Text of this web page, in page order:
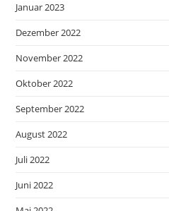
Januar 2023
Dezember 2022
November 2022
Oktober 2022
September 2022
August 2022
Juli 2022
Juni 2022